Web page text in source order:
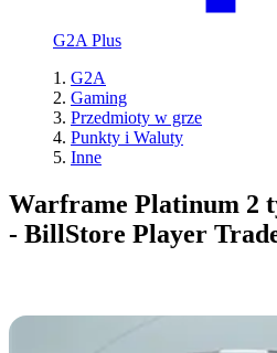
G2A Plus
G2A
Gaming
Przedmioty w grze
Punkty i Waluty
Inne
Warframe Platinum 2
- BillStore Player